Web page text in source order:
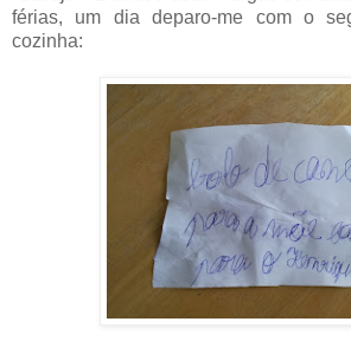
férias, um diadeparo-me com o
cozinha: